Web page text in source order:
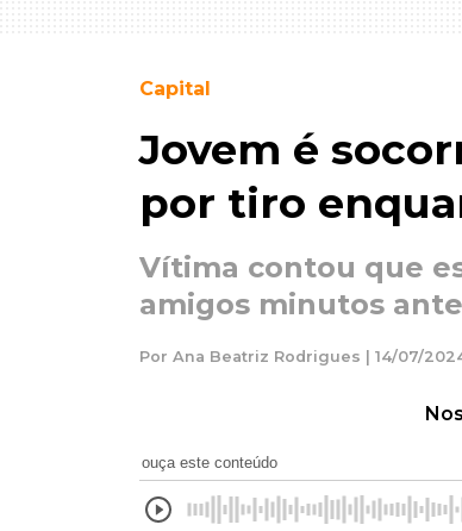
Capital
Jovem é
por tiro
Vítima contou que
amigos minutos
Por Ana Beatriz Rodrigues | 14/07/
ouça este conteúdo